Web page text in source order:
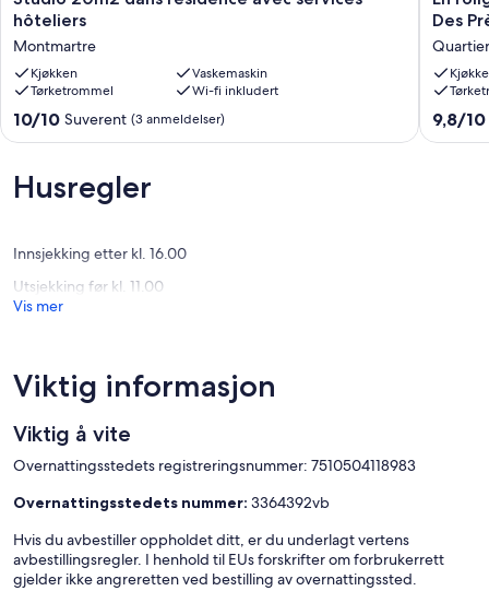
20m2
résidence
avec
services
hôteliers
Montmartre
hôteliers
Montmartre
Kjøkken
Vaskemaskin
Tørketrommel
Wi-fi inkludert
10.0
av
Suverent,
(3
10/10 Suverent (3 anmeldelser)
rolig
midt
hjertet
av
Saint-
Des
9.8
av
9,8/10
Husregler
Innsjekking etter kl. 16.00
Utsjekking før kl. 11.00
Vis mer
Viktig informasjon
Viktig å vite
Overnattingsstedets registreringsnummer: 7510504118983
Overnattingsstedets nummer: 3364392vb
Hvis du avbestiller oppholdet ditt, er du underlagt vertens
avbestillingsregler. I henhold til EUs forskrifter om forbrukerrett
gjelder ikke angreretten ved bestilling av overnattingssted.